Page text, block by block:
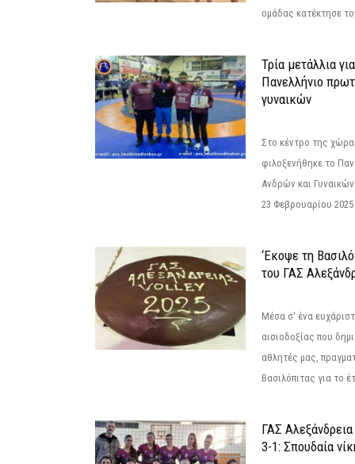
ομάδας κατέκτησε
Τρία μετάλλια
Πανελλήνιο
γυναικών
Στο κέντρο της
φιλοξενήθηκε το
Ανδρών και
23 Φεβρουαρίου
‘Εκοψε τη
του ΓΑΣ
Μέσα σ' ένα
αισιοδοξίας που
αθλητές μας,
Βασιλόπιτας για το
ΓΑΣ
3-1: Σπουδαία